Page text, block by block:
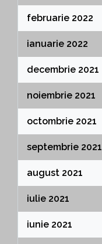
februarie 2022
ianuarie 2022
decembrie 2021
noiembrie 2021
octombrie 2021
septembrie 2021
august 2021
iulie 2021
iunie 2021